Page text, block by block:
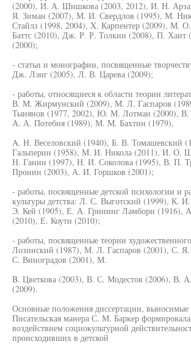
(2000), И. А. Шишкова (2003, 2012), И. Н.
Я. Зиман (2007), М. И. Свердлов (1995), М.
Стайлз (1998, 2004), X. Карпентер (2009), М.
Баттс (2010), Дж. Р. Р. Толкин (2008), П. Хант
(2000);
- статьи и монографии, посвященные
Дж. Лэнг (2005), Л. В. Царева (2009);
- работы, относящиеся к области теории
В. М. Жирмунский (2009), М. Л. Гаспаров
Тынянов (1977, 2002), Ю. М. Лотман (2000),
А. А. Потебня (1989), М. М. Бахтин (1979),
A. Н. Веселовский (1940), Б. В. Томашевский
Гальперин (1958), М. И. Никола (2011), И. О.
Н. Ганин (1997), Н. И. Соколова (1995), В. П.
Пронин (2003), А. И. Горшков (2001);
- работы, посвященные детской психологии и
культуры детства: Л. С. Выготский (1999), К.
Э. Кей (1905), Е. А. Грининг Ламборн (1916),
(2010), Е. Коути (2010);
- работы, посвященные теории
Лозинский (1987), М. Л. Гаспаров (2001), С.
С. Виноградов (2001), М.
B. Цветкова (2003), В. С. Модестов (2006), В.
(2009).
Основные положения диссертации, выносимые
Писательская манера С. М. Баркер
воздействием социокультурной
происходивших в детской